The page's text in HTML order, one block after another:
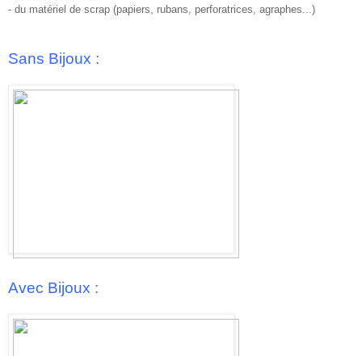
- du matériel de scrap (papiers, rubans, perforatrices, agraphes...)
Sans Bijoux :
Avec Bijoux :